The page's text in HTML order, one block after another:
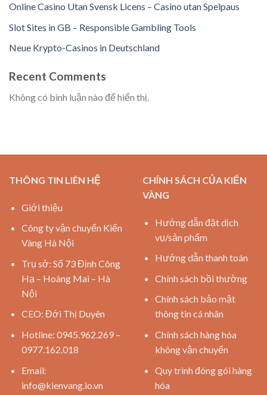
Online Casino Utan Svensk Licens – Casino utan Spelpaus
Slot Sites in GB – Responsible Gambling Tools
Neue Krypto-Casinos in Deutschland
Recent Comments
Không có bình luận nào để hiển thị.
THÔNG TIN LIÊN HỆ
Giới thiệu
Công ty vận chuyển Kiến
Vàng Hà Nội
Trụ sở: Số 73 Định Công
Hạ – Hoàng Mai – Hà
Nội
CEO: Đới Thị Duyên
Hotline: 0945.962.269 –
0977.162.018
Email:
info@kienvang.io.vn
CHÍNH SÁCH CỦA KIẾN
VÀNG
Hướng dẫn đặt dịch
vụ/sản phẩm
Hướng dẫn thanh toán
Chính sách bồi thường
Chính sách bảo mật
thông tin cá nhân
Chính sách hàng hóa
không vận chuyển
Quy trình đóng gói hàng
hóa